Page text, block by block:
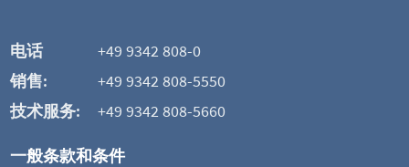
电话
+49 9342 808-0
销售:
+49 9342 808-5550
技术服务:
+49 9342 808-5660
一般条款和条件